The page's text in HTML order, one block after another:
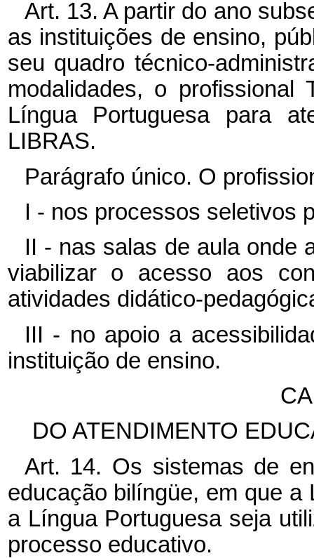
Art. 13. A partir do ano
as instituições de ensino,
seu quadro técnico-
modalidades, o
Língua Portuguesa para
LIBRAS.
Parágrafo único. O
I - nos processos seletivos
II - nas salas de aula onde
viabilizar o acesso aos
atividades didático-
III - no apoio a
instituição de ensino.
DO ATENDIMENTO
Art. 14. Os sistemas de
educação bilíngüe, em que
a Língua Portuguesa seja
processo educativo.